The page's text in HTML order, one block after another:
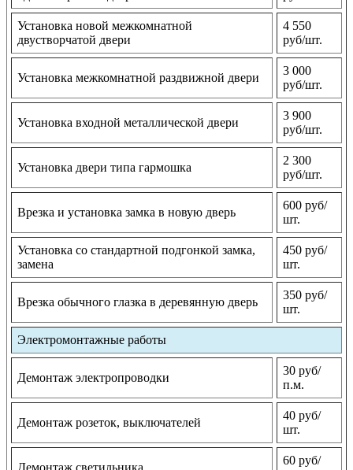
Установка новой межкомнатной
двустворчатой двери
4 550
руб/шт.
Установка межкомнатной раздвижной двери
3 000
руб/шт.
Установка входной металлической двери
3 900
руб/шт.
Установка двери типа гармошка
2 300
руб/шт.
Врезка и установка замка в новую дверь
600 руб/
шт.
Установка со стандартной подгонкой замка,
замена
450 руб/
шт.
Врезка обычного глазка в деревянную дверь
350 руб/
шт.
Электромонтажные работы
Демонтаж электропроводки
30 руб/
п.м.
Демонтаж розеток, выключателей
40 руб/
шт.
60 руб/